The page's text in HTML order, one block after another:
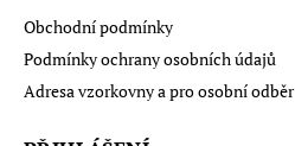
Obchodní podmínky
Podmínky ochrany osobních údajů
Adresa vzorkovny a pro osobní odběr